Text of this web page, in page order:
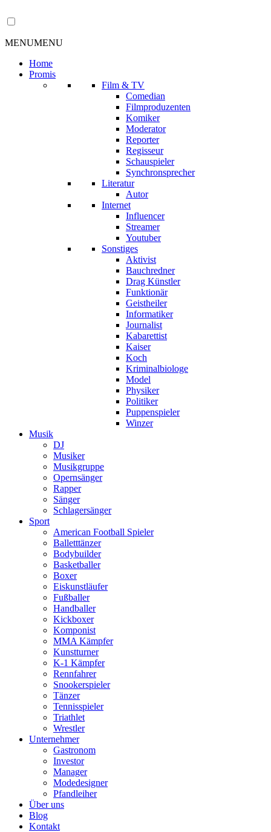
MENUMENU
Home
Promis
Film & TV
Comedian
Filmproduzenten
Komiker
Moderator
Reporter
Regisseur
Schauspieler
Synchronsprecher
Literatur
Autor
Internet
Influencer
Streamer
Youtuber
Sonstiges
Aktivist
Bauchredner
Drag Künstler
Funktionär
Geistheiler
Informatiker
Journalist
Kabarettist
Kaiser
Koch
Kriminalbiologe
Model
Physiker
Politiker
Puppenspieler
Winzer
Musik
DJ
Musiker
Musikgruppe
Opernsänger
Rapper
Sänger
Schlagersänger
Sport
American Football Spieler
Balletttänzer
Bodybuilder
Basketballer
Boxer
Eiskunstläufer
Fußballer
Handballer
Kickboxer
Komponist
MMA Kämpfer
Kunstturner
K-1 Kämpfer
Rennfahrer
Snookerspieler
Tänzer
Tennisspieler
Triathlet
Wrestler
Unternehmer
Gastronom
Investor
Manager
Modedesigner
Pfandleiher
Über uns
Blog
Kontakt